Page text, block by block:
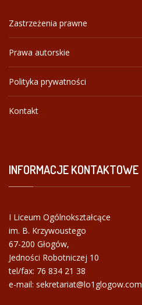
Zastrzeżenia prawne
Prawa autorskie
Polityka prywatności
Kontakt
INFORMACJEKONTAKTOWE
I Liceum Ogólnokształcące
im. B. Krzywoustego
67-200 Głogów,
Jedności Robotniczej 10
tel/fax: 76 834 21 38
e-mail: sekretariat@lo1glogow.com